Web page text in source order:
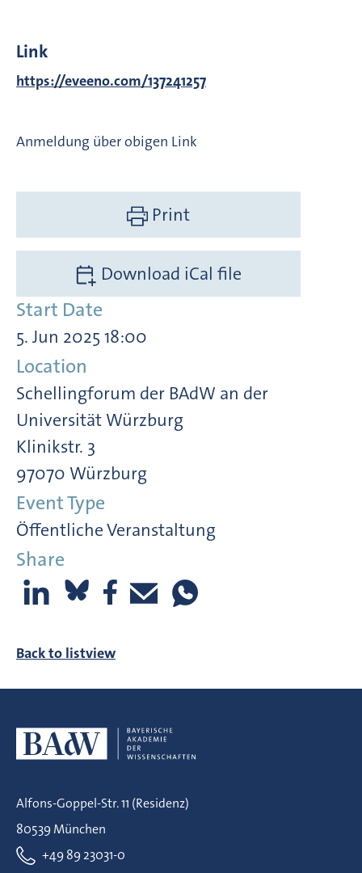
Link
https://eveeno.com/137241257
Anmeldung über obigen Link
Print
Download iCal file
Start Date
5. Jun 2025 18:00
Location
Schellingforum der BAdW an der
Universität Würzburg
Klinikstr. 3
97070 Würzburg
Event Type
Öffentliche Veranstaltung
Share
Back to listview
Alfons-Goppel-Str. 11 (Residenz)
80539 München
+49 89 23031-0